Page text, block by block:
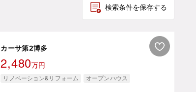
検索条件を保存する
カーサ第2博多
2,480万円
リノベーション&リフォーム オープンハウス